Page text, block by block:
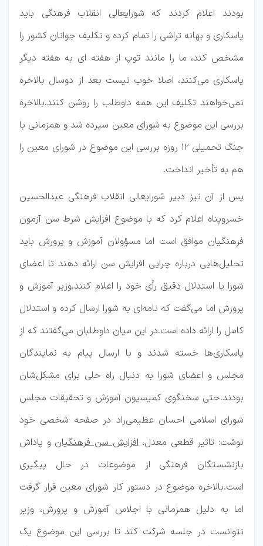
بودند اعلام کردند که شورایعالی انقلاب فرهنگی باید
پاسکاری و بهانه تراشی را تمام کرده و تکلیف جوانان کشور را
مشخص کند، ما را مانند توپ از هفته ای به هفته دیگر
پاسکاری می‌کنند، اصلا خوب نیست بعد از دوسال بالاخره
نمی‌خواهند تکلیف این همه داوطلب را روشن کنند.بالاخره
بررسی این موضوع به شورای معین سپرده شد و همزمانی با
جنگ تحمیلی 12 روزه بررسی این موضوع در شورای معین را
هم به تأخیر انداخت.
پس از آن نیز دبیر شورایعالی انقلاب فرهنگی عبدالحسین
خسروپناه اعلام کرد که با موضوع افزایش شرط سن آزمون
فرهنگیان موافق است اما مسؤولان آموزش و پرورش باید
تحلیل‌هایی درباره چرایی افزایش سن ارائه دهند تا اعضای
شورا با استدلال دقیق رأی خود را اعلام کنند.وزیر آموزش و
پرورش اما می‌گفت که نامه‌ای به شورا ارسال کرده و استدلال
کامل را ارائه داده است.در این میان داوطلبان می‌گفتند که از
پاسکاری‌ها خسته شدند و با ارسال پیام به نمایندگان
مجلس و اعضای شورا به دنبال راه حلی برای مشکل‌شان
بودند.حتی سخنگوی کمیسیون آموزش و تحقیقات مجلس
شورای اسلامی احسان عظیمی‌راد در صفحه شخصی خود
نوشت: تاثیر قطعی معدل،افزایش سن فرهنگیان و پاداش
بازنشستگان فرهنگی از موضوعات در حال پیگیری
است.بالاخره موضوع در دستور کار شورای معین قرار گرفت
اما به دلیل همزمانی با اجلاس آموزش و پرورش، وزیر
نتوانست در جلسه شرکت کند تا بررسی این موضوع یک